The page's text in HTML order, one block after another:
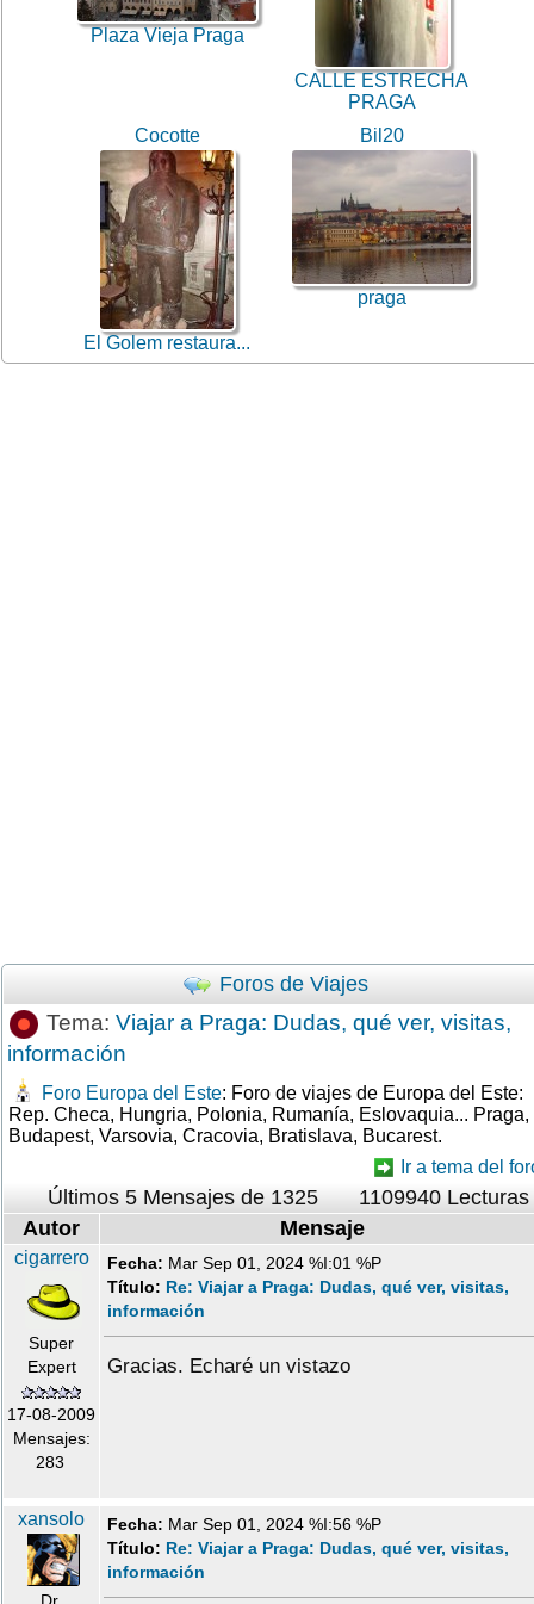
Plaza Vieja Praga
CALLE ESTRECHA
PRAGA
Cocotte
El Golem restaura...
Bil20
praga
Foros de Viajes
Tema: Viajar a Praga: Dudas, qué ver, visitas,
información
Foro Europa del Este: Foro de viajes de Europa del Este:
Rep. Checa, Hungria, Polonia, Rumanía, Eslovaquia... Praga,
Budapest, Varsovia, Cracovia, Bratislava, Bucarest.
Ir a tema del
Últimos 5 Mensajes de 1325
1109940 Lecturas
Autor
Mensaje
cigarrero
Super
Expert
17-08-2009
Mensajes:
283
Fecha: Mar Sep 01, 2024 %I:01 %P
Título: Re: Viajar a Praga: Dudas, qué ver, visitas,
información
Gracias. Echaré un vistazo
xansolo Fecha: Mar Sep 01, 2024 %I:56 %P
Título: Re: Viajar a Praga: Dudas, qué ver, visitas,
información